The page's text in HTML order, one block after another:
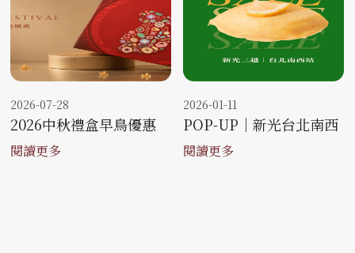
2026-07-28
2026中秋禮盒早鳥優惠
閱讀更多
2026-01-11
POP-UP｜新光台北南西
閱讀更多